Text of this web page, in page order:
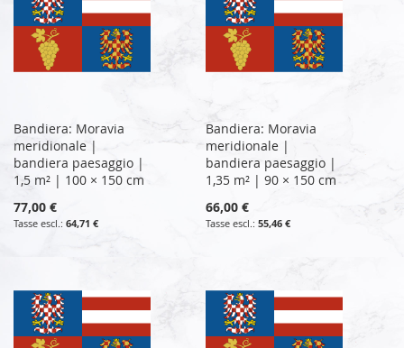
Bandiera: Moravia
meridionale |
bandiera paesaggio |
1,5 m² | 100 × 150 cm
77,00 €
64,71 €
Bandiera: Moravia
meridionale |
bandiera paesaggio |
1,35 m² | 90 × 150 cm
66,00 €
55,46 €